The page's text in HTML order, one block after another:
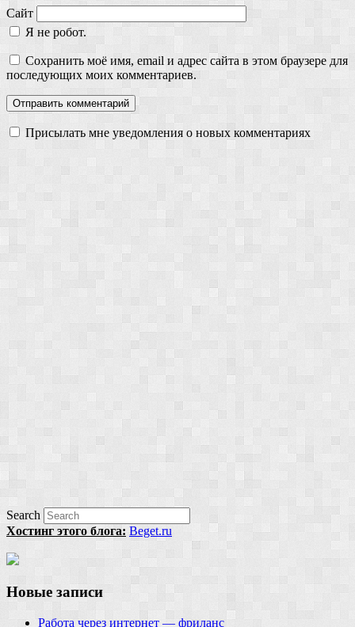
Сайт
Я не робот.
Сохранить моё имя, email и адрес сайта в этом браузере для
последующих моих комментариев.
Присылать мне уведомления о новых комментариях
Search
Хостинг этого блога: Beget.ru
Новые записи
Работа через интернет — фриланс